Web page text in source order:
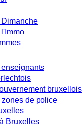
Dimanche
l'Immo
bruxellois
zones de police
Bruxelles